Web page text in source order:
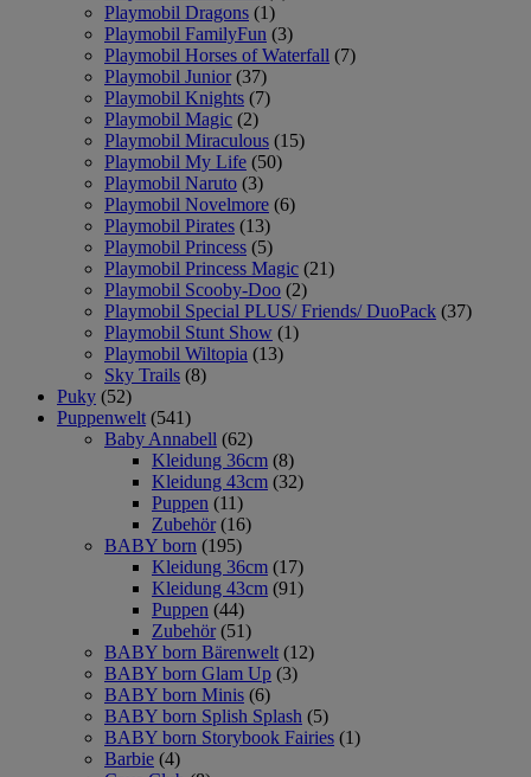
Playmobil Dragons (1)
Playmobil FamilyFun (3)
Playmobil Horses of Waterfall (7)
Playmobil Junior (37)
Playmobil Knights (7)
Playmobil Magic (2)
Playmobil Miraculous (15)
Playmobil My Life (50)
Playmobil Naruto (3)
Playmobil Novelmore (6)
Playmobil Pirates (13)
Playmobil Princess (5)
Playmobil Princess Magic (21)
Playmobil Scooby-Doo (2)
Playmobil Special PLUS/ Friends/ DuoPack (37)
Playmobil Stunt Show (1)
Playmobil Wiltopia (13)
Sky Trails (8)
Puky (52)
Puppenwelt (541)
Baby Annabell (62)
Kleidung 36cm (8)
Kleidung 43cm (32)
Puppen (11)
Zubehör (16)
BABY born (195)
Kleidung 36cm (17)
Kleidung 43cm (91)
Puppen (44)
Zubehör (51)
BABY born Bärenwelt (12)
BABY born Glam Up (3)
BABY born Minis (6)
BABY born Splish Splash (5)
BABY born Storybook Fairies (1)
Barbie (4)